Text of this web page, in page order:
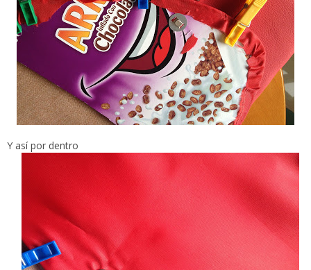
Y así por dentro